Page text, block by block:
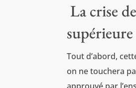
La crise
supérieure
Tout d’abord,
on ne touchera